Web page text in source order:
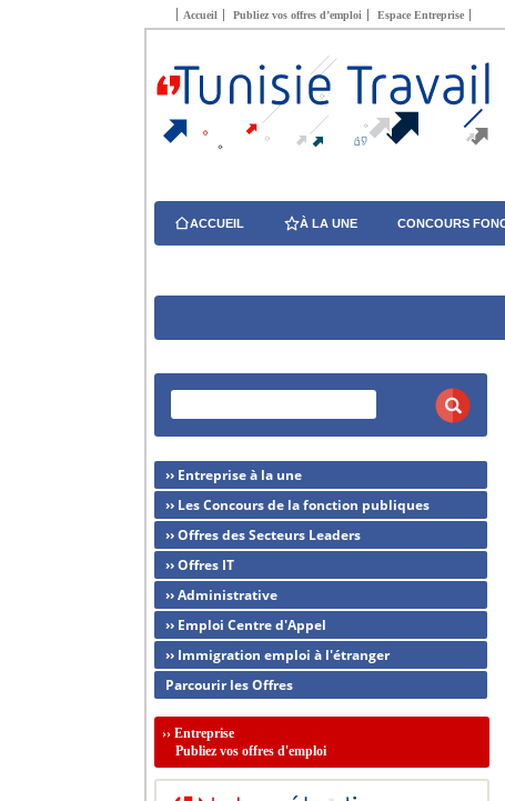
Accueil Publiez vos offres d’emploi Espace Entreprise
ACCUEIL À LA UNE CONCOURS
›› Entreprise à la une
›› Les Concours de la fonction publiques
›› Offres des Secteurs Leaders
›› Offres IT
›› Administrative
›› Emploi Centre d'Appel
›› Immigration emploi à l'étranger
Parcourir les Offres
›› Entreprise
Publiez vos offres d'emploi